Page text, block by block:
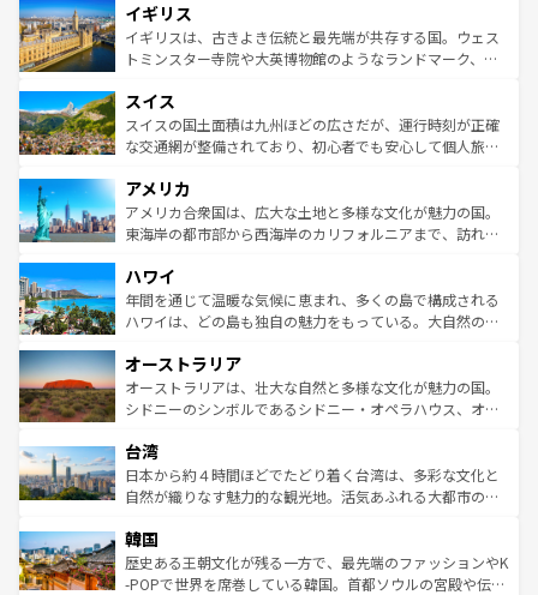
いる。シャンパンの発祥地であるランス、プロヴァンスの
香り高いラベンダー畑など、多彩な楽しみ方が可能だ。さ
らに、パリ以外の地域にも魅力が溢れており、どの街角に
れる地方に足を運ぶとそれぞれで全く異なる文化を体験で
きるだろう。 なお、新着のフランス情報はコンテンツ一覧
を参照してほしい。
顔を持つこの国は、どこを歩いても飽きることがない。ベ
ルリンの文化的活気、バイエルン州のアルプスの絶景、そ
してライン川沿いのワイン畑といった風景は必見。ビール
は、お酒好きな人にはぜひ体験してほしい。 なお、新着の
ドイツ情報はコンテンツ一覧を参照してほしい。
イギリス
イギリスは、古きよき伝統と最先端が共存する国。ウェス
トミンスター寺院や大英博物館のようなランドマーク、歴
リアごとに異なる魅力がある。また、優雅なアフタヌーン
ティー、ビール好きにはたまらない英国パブ、サッカー観
戦など、本場だからこそできる体験も豊富。イギリスを旅
ンツ一覧を参照してほしい。
スイス
スイスの国土面積は九州ほどの広さだが、運行時刻が正確
な交通網が整備されており、初心者でも安心して個人旅行
の建物がそのまま残る町や、スイスならではのユニークな
博物館もあり、アルプス観光だけでなく町歩きも満喫する
ことができる。国民の所得が高いため物価も高いが、旅行
ば市内交通費無料で観光を楽しむこともできる。 なお、新
着のスイス情報はコンテンツ一覧 を参照してほしい。
アメリカ
アメリカ合衆国は、広大な土地と多様な文化が魅力の国。
東海岸の都市部から西海岸のカリフォルニアまで、訪れる
のような巨大都市は、観光、ショッピング、エンターテイ
ンメントが詰まった刺激的なスポットだ。一方、アメリカ
西部には大自然が広がり、グランドキャニオンやイエロー
部のニューオーリンズでは、音楽と美食が融合した独特の
文化が魅力。旅行者はアメリカの各地域で異なる魅力を楽
しみながら、その多様性と豊かな歴史を感じることができ
ならではの贅沢な旅のスタイルだ。 なお、新着のアメリカ
情報はコンテンツ一覧を参照してほしい。
ハワイ
年間を通じて温暖な気候に恵まれ、多くの島で構成される
ハワイは、どの島も独自の魅力をもっている。大自然の神
ワイ島は見逃せない。また、定番の観光地といえばオアフ
島だが、静かな自然を求めるならマウイ島やカウアイ島が
おすすめ。エメラルドグリーンに輝く海をはじめ、豊かな
れるおもてなしの心で訪れる人々を迎えてくれるハワイの
人々、おいしいローカルフードやハワイアンミュージッ
ク、伝統的なフラダンスなど、すべてがハワイの魅力を彩
ワイを、存分に味わってほしい。 なお、新着のハワイ情報
はコンテンツ一覧を参照してほしい。
オーストラリア
オーストラリアは、壮大な自然と多様な文化が魅力の国。
シドニーのシンボルであるシドニー・オペラハウス、オー
リアリーフや大陸中央部にそびえるウルル（エアーズロッ
ク）、タスマニアの美しい原生林やケアンズの熱帯雨林な
ど、見どころがたくさん。また、カフェやワイン、オージ
いる。アクティビティも充実しており、サーフィンやダイ
ビング、ハイキングなど、アウトドア好きにはたまらな
い。オーストラリアの多彩な魅力を存分に味わいつくそ
台湾
日本から約４時間ほどでたどり着く台湾は、多彩な文化と
自然が織りなす魅力的な観光地。活気あふれる大都市の台
ン）、静ひつな山岳地帯である台湾東部など、都市の喧騒
と山間の静けさが共存しており、訪れる人に新しい発見と
驚きをもたらしてくれる。また、奥深い台湾の食文化も魅
韓国
歴史ある王朝文化が残る一方で、最先端のファッションやK
-POPで世界を席巻している韓国。首都ソウルの宮殿や伝統